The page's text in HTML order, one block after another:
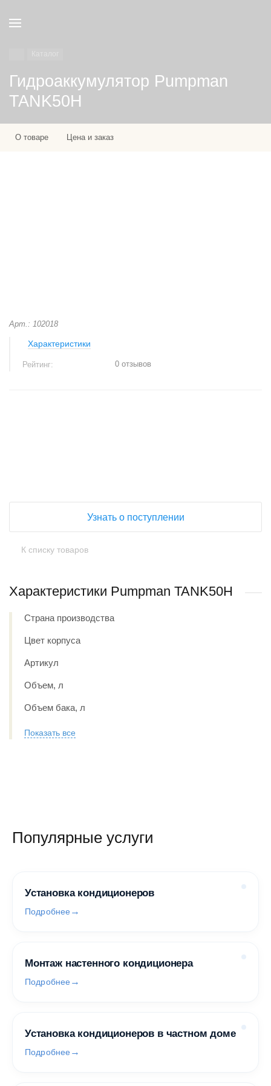
Гидроаккумулятор Pumpman
TANK50H
О товаре Цена и заказ
Арт.: 102018
Характеристики
Рейтинг: 0 отзывов
Узнать о поступлении
К списку товаров
Характеристики Pumpman TANK50H
Страна производства
Цвет корпуса
Артикул
Объем, л
Объем бака, л
Показать все
Популярные услуги
Установка кондиционеров
Подробнее
Монтаж настенного кондиционера
Подробнее
Установка кондиционеров в частном доме
Подробнее